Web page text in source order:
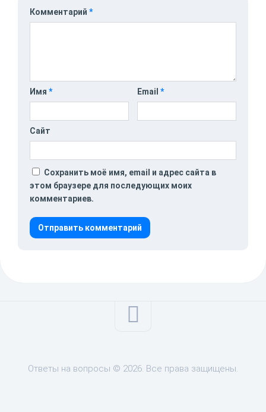
Комментарий *
Имя * Email *
Сайт
Сохранить моё имя, email и адрес сайта в
этом браузере для последующих моих
комментариев.
Ответы на вопросы © 2026. Все права защищены.